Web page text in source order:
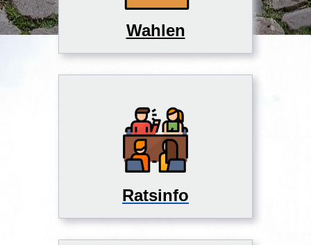
Wahlen
Ratsinfo